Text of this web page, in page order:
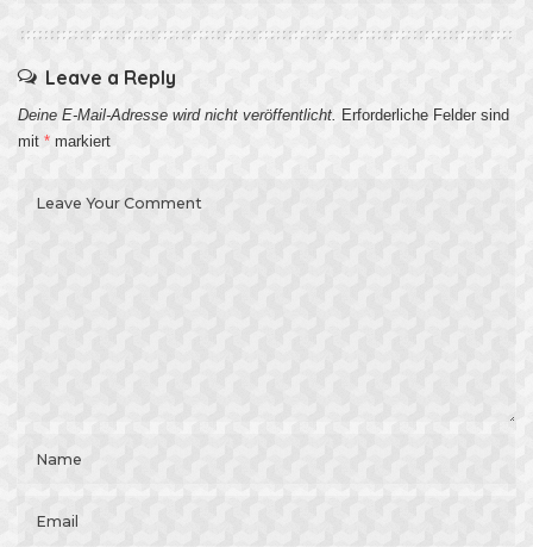
Leave a Reply
Deine E-Mail-Adresse wird nicht veröffentlicht.
Erforderliche Felder sind
mit * markiert